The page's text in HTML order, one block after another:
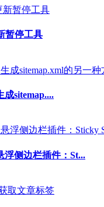
暂停工具
成sitemap....
浮侧边栏插件：St...